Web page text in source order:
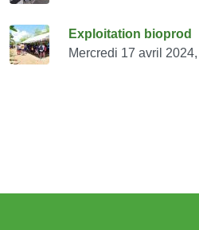
Exploitation bioprod
Mercredi 17 avril